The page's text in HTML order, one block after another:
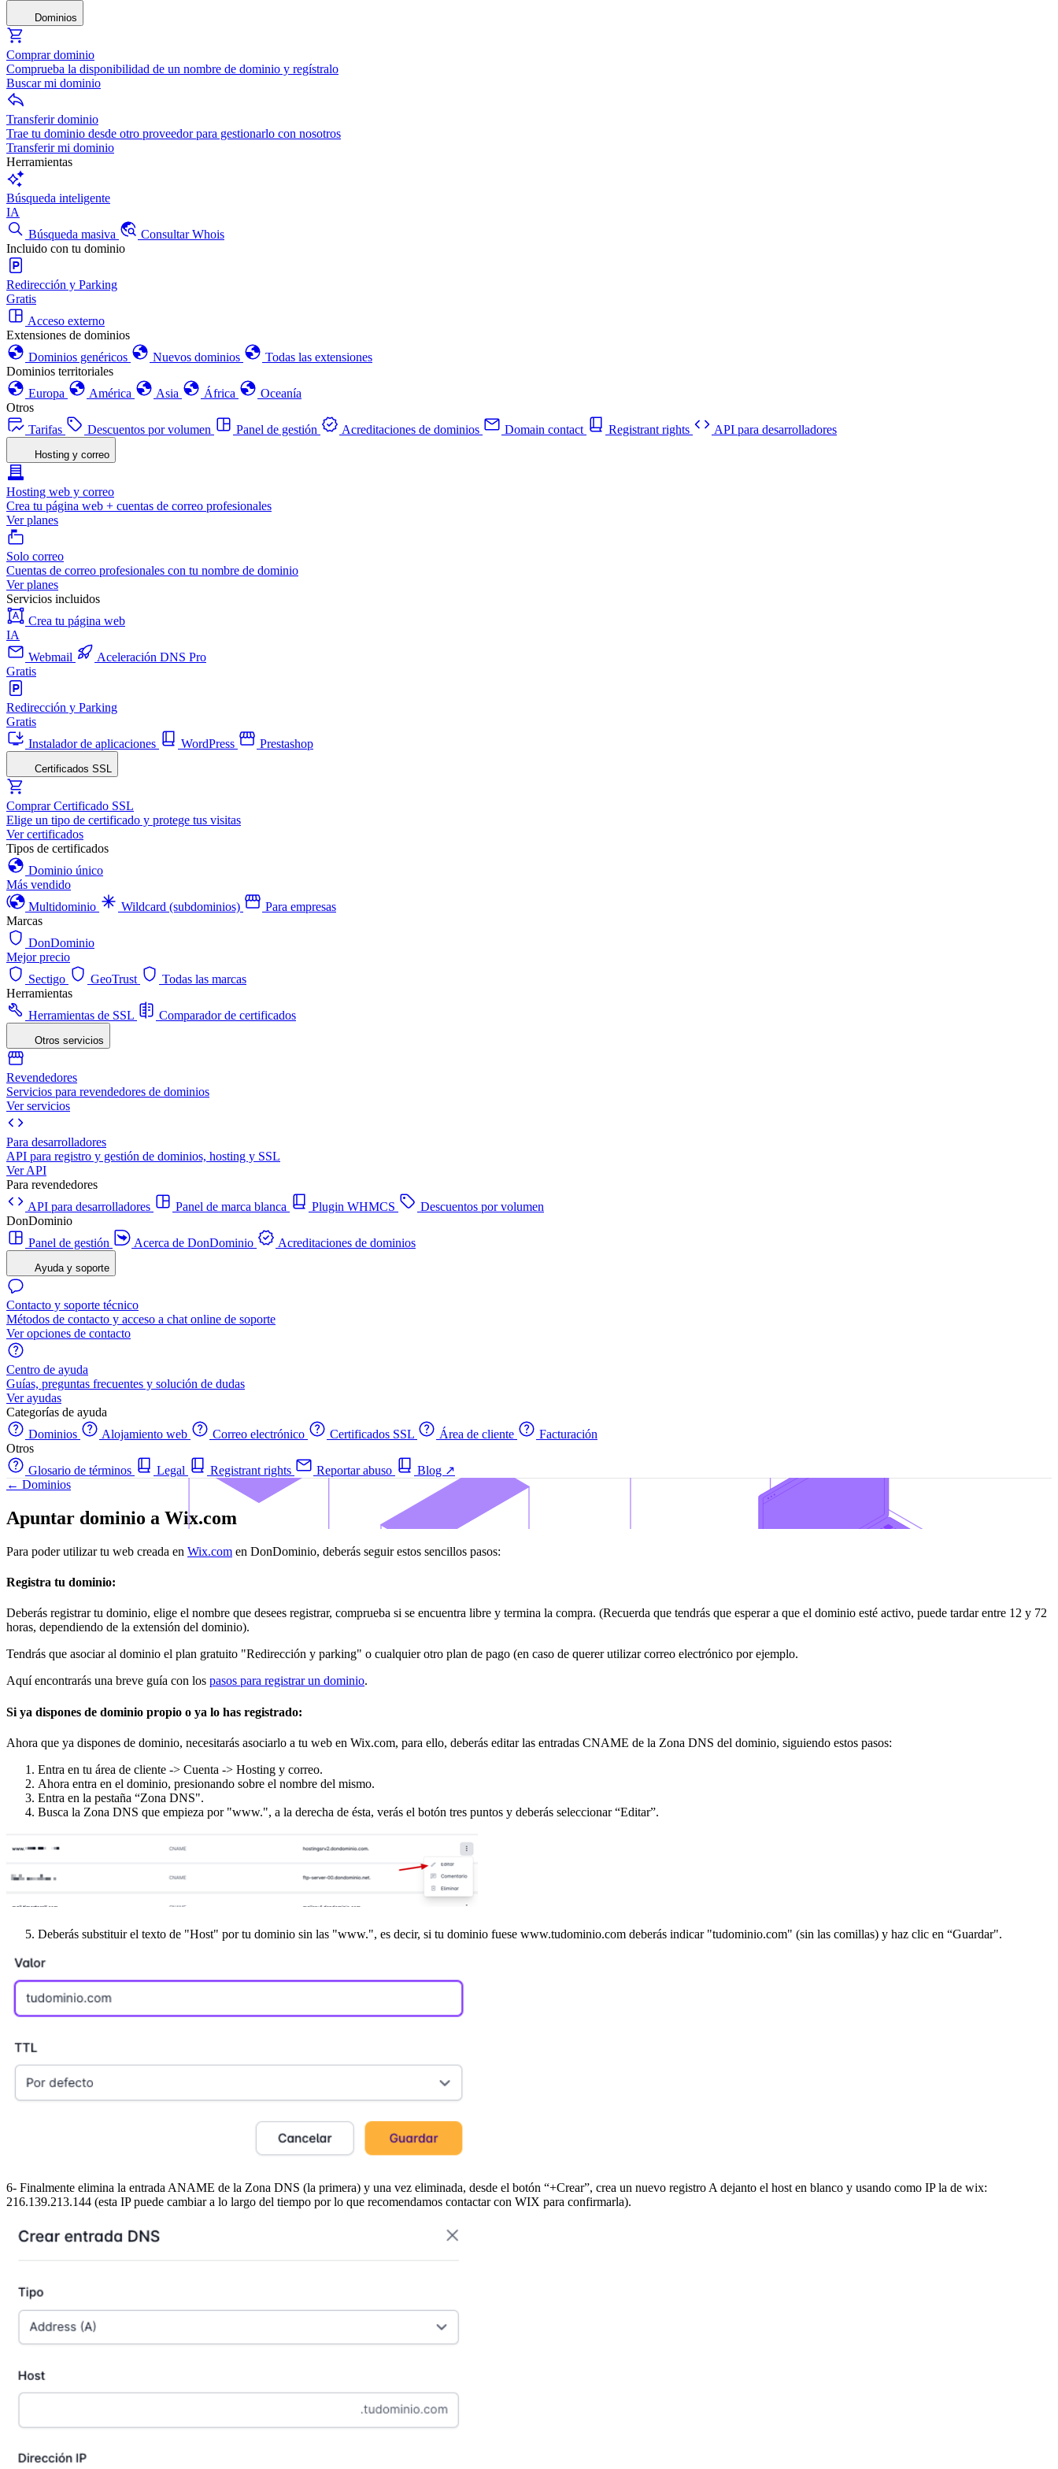
Dominios
Comprar dominio
Comprueba la disponibilidad de un nombre de dominio y regístralo
Buscar mi dominio
Transferir dominio
Trae tu dominio desde otro proveedor para gestionarlo con nosotros
Transferir mi dominio
Herramientas
Búsqueda inteligente
IA
Búsqueda masiva
Consultar Whois
Incluido con tu dominio
Redirección y Parking
Gratis
Acceso externo
Extensiones de dominios
Dominios genéricos
Nuevos dominios
Todas las extensiones
Dominios territoriales
Europa
América Asia África
Oceanía
Otros
Tarifas
Descuentos por volumen Panel de gestión Acreditaciones de dominios Domain contact Registrant rights API para desarrolladores
Hosting y correo
Hosting web y correo
Crea tu página web + cuentas de correo profesionales
Ver planes
Solo correo
Cuentas de correo profesionales con tu nombre de dominio
Ver planes
Servicios incluidos
Crea tu página web
IA
Webmail
Aceleración DNS Pro
Gratis
Redirección y Parking
Gratis
Instalador de aplicaciones
WordPress Prestashop
Certificados SSL
Comprar Certificado SSL
Elige un tipo de certificado y protege tus visitas
Ver certificados
Tipos de certificados
Dominio único
Más vendido
Multidominio
Wildcard (subdominios)
Para empresas
Marcas
DonDominio
Mejor precio
Sectigo
GeoTrust
Todas las marcas
Herramientas
Herramientas de SSL
Comparador de certificados
Otros servicios
Revendedores
Servicios para revendedores de dominios
Ver servicios
Para desarrolladores
API para registro y gestión de dominios, hosting y SSL
Ver API
Para revendedores
API para desarrolladores
Panel de marca blanca Plugin WHMCS
Descuentos por volumen
DonDominio
Panel de gestión
Acerca de DonDominio Acreditaciones de dominios
Ayuda y soporte
Contacto y soporte técnico
Métodos de contacto y acceso a chat online de soporte
Ver opciones de contacto
Centro de ayuda
Guías, preguntas frecuentes y solución de dudas
Ver ayudas
Categorías de ayuda
Dominios
Alojamiento web Correo electrónico Certificados SSL Área de cliente
Facturación
Otros
Glosario de términos
Legal Registrant rights Reportar abuso Blog ↗
← Dominios
Apuntar dominio a Wix.com
Para poder utilizar tu web creada en Wix.com en DonDominio, deberás seguir estos sencillos pasos:
Registra tu dominio:
Deberás registrar tu dominio, elige el nombre que desees registrar, comprueba si se encuentra libre y termina la compra. (Recuerda que tendrás que esperar a que el dominio esté activo, puede tardar entre 12 y 72
horas, dependiendo de la extensión del dominio).
Tendrás que asociar al dominio el plan gratuito "Redirección y parking" o cualquier otro plan de pago (en caso de querer utilizar correo electrónico por ejemplo.
Aquí encontrarás una breve guía con los pasos para registrar un dominio.
Si ya dispones de dominio propio o ya lo has registrado:
Ahora que ya dispones de dominio, necesitarás asociarlo a tu web en Wix.com, para ello, deberás editar las entradas CNAME de la Zona DNS del dominio, siguiendo estos pasos:
Entra en tu área de cliente -> Cuenta -> Hosting y correo.
Ahora entra en el dominio, presionando sobre el nombre del mismo.
Entra en la pestaña “Zona DNS".
Busca la Zona DNS que empieza por "www.", a la derecha de ésta, verás el botón tres puntos y deberás seleccionar “Editar”.
Deberás substituir el texto de "Host" por tu dominio sin las "www.", es decir, si tu dominio fuese www.tudominio.com deberás indicar "tudominio.com" (sin las comillas) y haz clic en “Guardar".
6- Finalmente elimina la entrada ANAME de la Zona DNS (la primera) y una vez eliminada, desde el botón “+Crear”, crea un nuevo registro A dejanto el host en blanco y usando como IP la de wix:
216.139.213.144 (esta IP puede cambiar a lo largo del tiempo por lo que recomendamos contactar con WIX para confirmarla).